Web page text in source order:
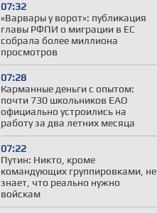
07:32
«Варвары у ворот»: публикация
главы РФПИ о миграции в ЕС
собрала более миллиона
просмотров
07:28
Карманные деньги с опытом:
почти 730 школьников ЕАО
официально устроились на
работу за два летних месяца
07:22
Путин: Никто, кроме
командующих группировками, не
знает, что реально нужно
войскам